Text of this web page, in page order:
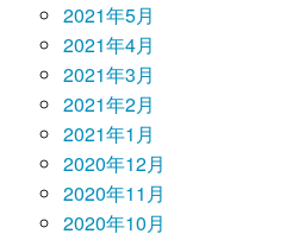
2021年5月
2021年4月
2021年3月
2021年2月
2021年1月
2020年12月
2020年11月
2020年10月